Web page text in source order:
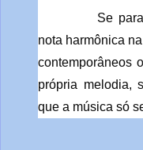
Se
nota harmônica
contemporâneos
própria melodia,
que a música só